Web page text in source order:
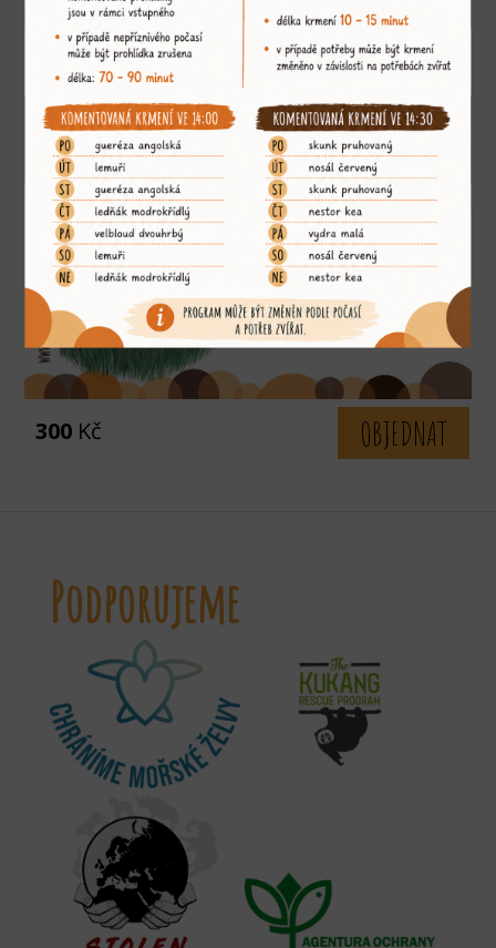
300Kč
OBJEDNAT
Nakrmte si drápkaté opice
Krmení drápkatých opic za asistence ošetřovatele.
300 Kč OBJEDNAT
Podporujeme